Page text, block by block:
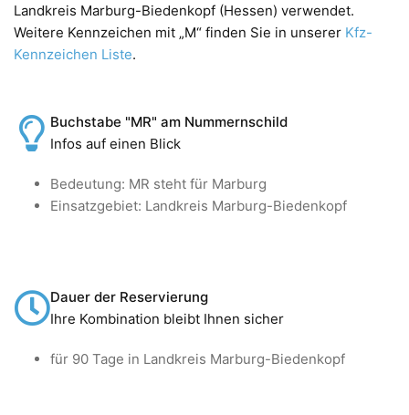
Landkreis Marburg-Biedenkopf (Hessen) verwendet.
Weitere Kennzeichen mit „M“ finden Sie in unserer Kfz-
Kennzeichen Liste.
Buchstabe "MR" am Nummernschild
Infos auf einen Blick
Bedeutung: MR steht für Marburg
Einsatzgebiet: Landkreis Marburg-Biedenkopf
Dauer der Reservierung
Ihre Kombination bleibt Ihnen sicher
für 90 Tage in Landkreis Marburg-Biedenkopf